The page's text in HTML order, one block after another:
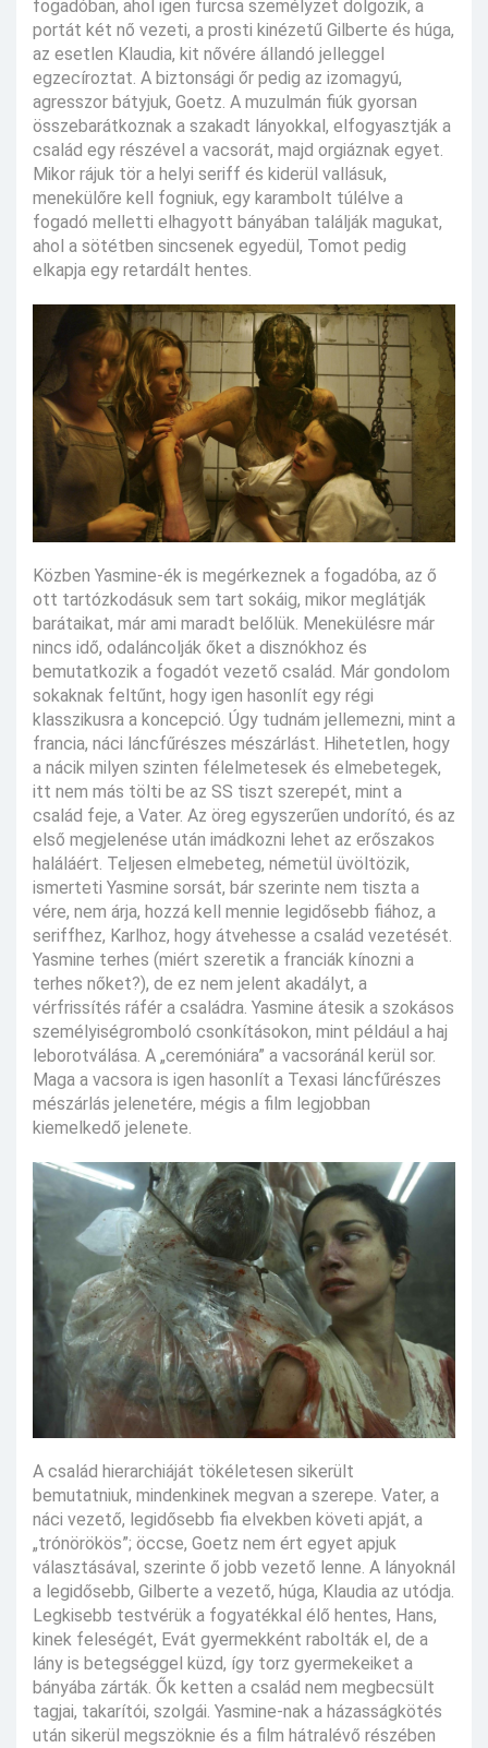
fogadóban, ahol igen furcsa személyzet dolgozik, a
portát két nő vezeti, a prosti kinézetű Gilberte és húga,
az esetlen Klaudia, kit nővére állandó jelleggel
egzecíroztat. A biztonsági őr pedig az izomagyú,
agresszor bátyjuk, Goetz. A muzulmán fiúk gyorsan
összebarátkoznak a szakadt lányokkal, elfogyasztják a
család egy részével a vacsorát, majd orgiáznak egyet.
Mikor rájuk tör a helyi seriff és kiderül vallásuk,
menekülőre kell fogniuk, egy karambolt túlélve a
fogadó melletti elhagyott bányában találják magukat,
ahol a sötétben sincsenek egyedül, Tomot pedig
elkapja egy retardált hentes.
Közben Yasmine-ék is megérkeznek a fogadóba, az ő
ott tartózkodásuk sem tart sokáig, mikor meglátják
barátaikat, már ami maradt belőlük. Menekülésre már
nincs idő, odaláncolják őket a disznókhoz és
bemutatkozik a fogadót vezető család. Már gondolom
sokaknak feltűnt, hogy igen hasonlít egy régi
klasszikusra a koncepció. Úgy tudnám jellemezni, mint a
francia, náci láncfűrészes mészárlást. Hihetetlen, hogy
a nácik milyen szinten félelmetesek és elmebetegek,
itt nem más tölti be az SS tiszt szerepét, mint a
család feje, a Vater. Az öreg egyszerűen undorító, és az
első megjelenése után imádkozni lehet az erőszakos
haláláért. Teljesen elmebeteg, németül üvöltözik,
ismerteti Yasmine sorsát, bár szerinte nem tiszta a
vére, nem árja, hozzá kell mennie legidősebb fiához, a
seriffhez, Karlhoz, hogy átvehesse a család vezetését.
Yasmine terhes (miért szeretik a franciák kínozni a
terhes nőket?), de ez nem jelent akadályt, a
vérfrissítés ráfér a családra. Yasmine átesik a szokásos
személyiségromboló csonkításokon, mint például a haj
leborotválása. A „ceremóniára” a vacsoránál kerül sor.
Maga a vacsora is igen hasonlít a Texasi láncfűrészes
mészárlás jelenetére, mégis a film legjobban
kiemelkedő jelenete.
A család hierarchiáját tökéletesen sikerült
bemutatniuk, mindenkinek megvan a szerepe. Vater, a
náci vezető, legidősebb fia elvekben követi apját, a
„trónörökös”; öccse, Goetz nem ért egyet apjuk
választásával, szerinte ő jobb vezető lenne. A lányoknál
a legidősebb, Gilberte a vezető, húga, Klaudia az utódja.
Legkisebb testvérük a fogyatékkal élő hentes, Hans,
kinek feleségét, Evát gyermekként rabolták el, de a
lány is betegséggel küzd, így torz gyermekeiket a
bányába zárták. Ők ketten a család nem megbecsült
tagjai, takarítói, szolgái. Yasmine-nak a házasságkötés
után sikerül megszöknie és a film hátralévő részében